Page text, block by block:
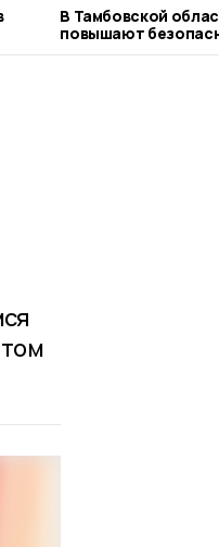
В Тамбовской
повышают